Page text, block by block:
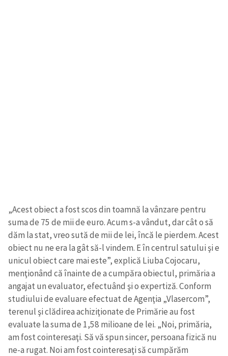
„Acest obiect a fost scos din toamnă la vânzare pentru
suma de 75 de mii de euro. Acum s-a vândut, dar cât o să
dăm la stat, vreo sută de mii de lei, încă le pierdem. Acest
obiect nu ne era la gât să-l vindem. E în centrul satului şi e
unicul obiect care mai este”, explică Liuba Cojocaru,
menţionând că înainte de a cumpăra obiectul, primăria a
angajat un evaluator, efectuând şi o expertiză. Conform
studiului de evaluare efectuat de Agenţia „Vlasercom”,
terenul şi clădirea achiziţionate de Primărie au fost
evaluate la suma de 1,58 milioane de lei. „Noi, primăria,
am fost cointeresaţi. Să vă spun sincer, persoana fizică nu
ne-a rugat. Noi am fost cointeresaţi să cumpărăm